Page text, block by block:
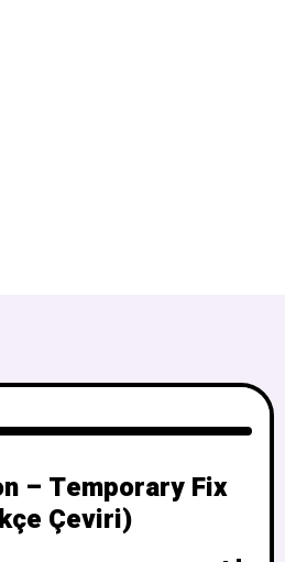
– Temporary Fix
Çeviri)